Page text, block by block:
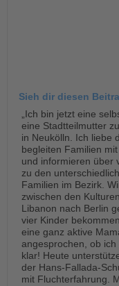
Sieh dir diesen
„Ich bin jetzt eine
eine Stadtteilmutter
in Neukölln. Ich liebe
begleiten Familien
und informieren über
zu den
Familien im Bezirk.
zwischen den
Libanon nach Berlin
vier Kinder
eine ganz aktive
angesprochen, ob ich
klar! Heute
der Hans-Fallada-
mit Fluchterfahrung.